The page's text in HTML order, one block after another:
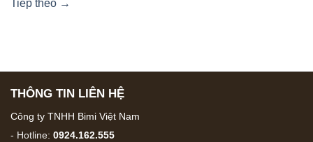
Tiếp theo →
THÔNG TIN LIÊN HỆ
Công ty TNHH Bimi Việt Nam
- Hotline: 0924.162.555